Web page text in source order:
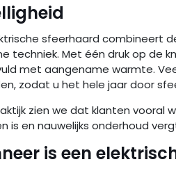
sfeerhaard combineert
techniek. Met één druk op de
met aangename warmte.
zodat u het hele jaar door
zien we dat klanten vooral
is en nauwelijks onderhoud
is een